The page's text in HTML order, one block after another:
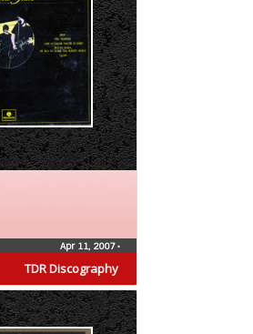
TDR Discography
Apr 11, 2007•